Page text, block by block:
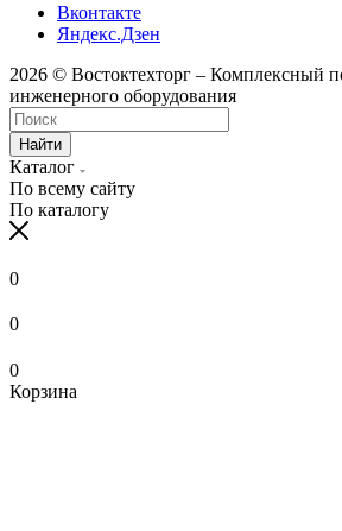
Вконтакте
Яндекс.Дзен
2026 © Востоктехторг – Комплексный
инженерного оборудования
Найти
Каталог
По всему сайту
По каталогу
0
0
0
Корзина